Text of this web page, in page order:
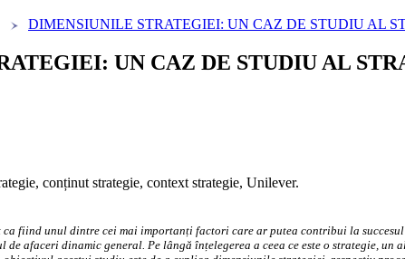
DIMENSIUNILE STRATEGIEI: UN CAZ DE STUDIU AL
UN CAZ DE STUDIU AL
conținut strategie, context strategie, Unilever.
fiind unul dintre cei mai importanți factori care ar putea contribui la
de afaceri dinamic general. Pe lângă înțelegerea a ceea ce este o strategie,